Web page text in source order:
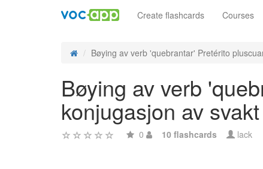
Create flashcards Courses
Bøying av verb 'quebrantar' Pretérito
Bøying av verb
konjugasjon av
0 10 flashcards lack